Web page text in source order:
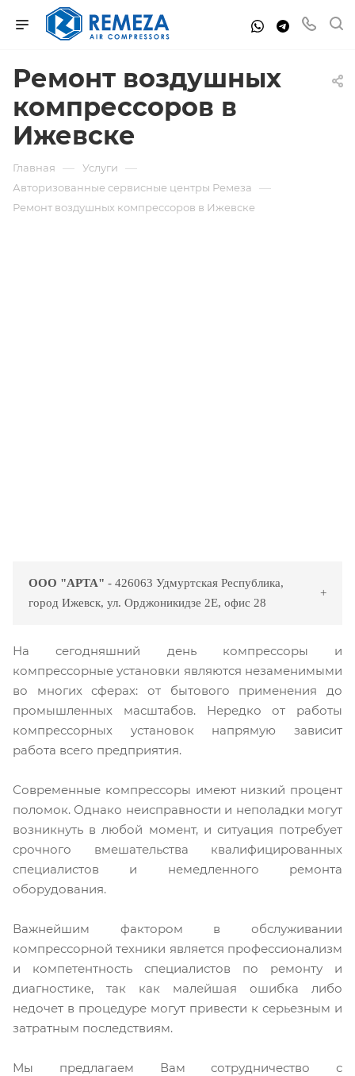
Ремонт воздушных
компрессоров в
Ижевске
Главная — Услуги —
Авторизованные сервисные центры Ремеза —
Ремонт воздушных компрессоров в Ижевске
ООО "АРТА" - 426063 Удмуртская Республика,
город Ижевск, ул. Орджоникидзе 2Е, офис 28
На сегодняшний день компрессоры и
компрессорные установки являются незаменимыми
во многих сферах: от бытового применения до
промышленных масштабов. Нередко от работы
компрессорных установок напрямую зависит
работа всего предприятия.
Современные компрессоры имеют низкий процент
поломок. Однако неисправности и неполадки могут
возникнуть в любой момент, и ситуация потребует
срочного вмешательства квалифицированных
специалистов и немедленного ремонта
оборудования.
Важнейшим фактором в обслуживании
компрессорной техники является профессионализм
и компетентность специалистов по ремонту и
диагностике, так как малейшая ошибка либо
недочет в процедуре могут привести к серьезным и
затратным последствиям.
Мы предлагаем Вам сотрудничество с